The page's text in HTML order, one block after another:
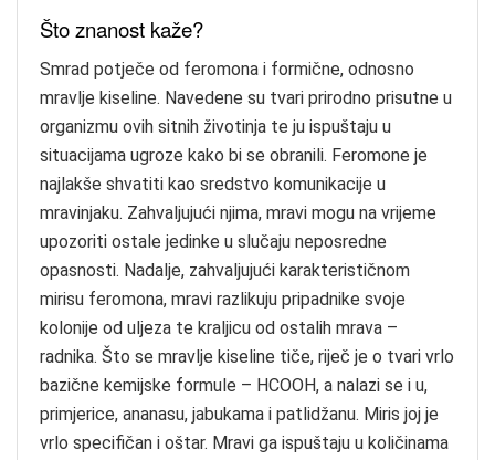
Što znanost kaže?
Smrad potječe od feromona i formične, odnosno
mravlje kiseline. Navedene su tvari prirodno prisutne u
organizmu ovih sitnih životinja te ju ispuštaju u
situacijama ugroze kako bi se obranili. Feromone je
najlakše shvatiti kao sredstvo komunikacije u
mravinjaku. Zahvaljujući njima, mravi mogu na vrijeme
upozoriti ostale jedinke u slučaju neposredne
opasnosti. Nadalje, zahvaljujući karakterističnom
mirisu feromona, mravi razlikuju pripadnike svoje
kolonije od uljeza te kraljicu od ostalih mrava –
radnika. Što se mravlje kiseline tiče, riječ je o tvari vrlo
bazične kemijske formule – HCOOH, a nalazi se i u,
primjerice, ananasu, jabukama i patlidžanu. Miris joj je
vrlo specifičan i oštar. Mravi ga ispuštaju u količinama